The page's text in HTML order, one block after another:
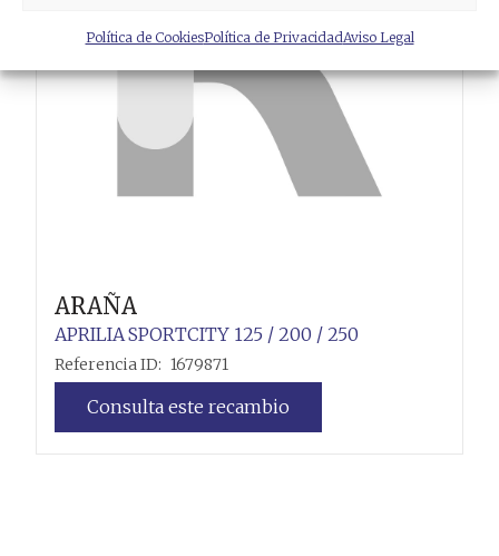
Política de CookiesPolítica de PrivacidadAviso Legal
ARAÑA
APRILIASPORTCITY 125 / 200 / 250
Referencia ID: 1679871
Consulta este recambio